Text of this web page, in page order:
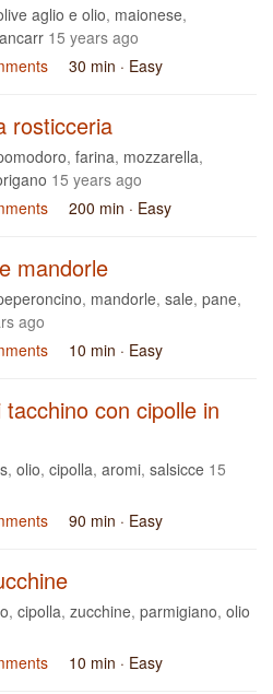
aglio e olio, maionese,
15 years ago
30 min · Easy
rosticceria
, farina, mozzarella,
15 years ago
200 min · Easy
mandorle
, mandorle, sale, pane,
ago
10 min · Easy
tacchino con cipolle in
, olio, cipolla, aromi, salsicce 15
90 min · Easy
, cipolla, zucchine, parmigiano, olio
10 min · Easy